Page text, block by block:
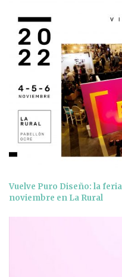
Vuelve Puro Diseño: la
noviembre en La Rural